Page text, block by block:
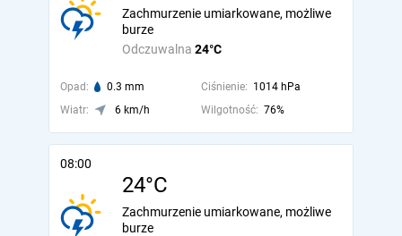
Odczuwalna 24°C
Zachmurzenie umiarkowane, możliwe
burze
Opad: 0.3 mm Ciśnienie: 1014 hPa
Wiatr:
6 km/h Wilgotność: 76%
08:00
24°C
Zachmurzenie umiarkowane, możliwe
burze